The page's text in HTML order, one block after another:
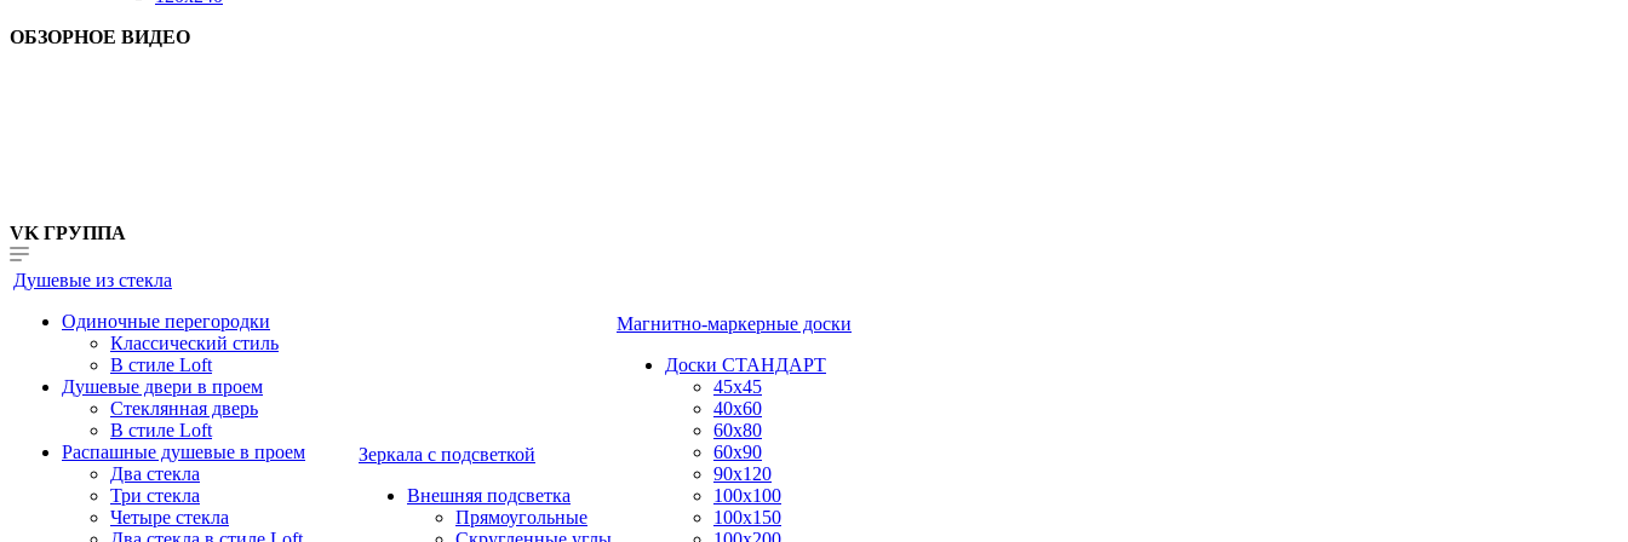
ОБЗОРНОЕ ВИДЕО
VK ГРУППА
Душевые из стекла
Одиночные перегородки
Классический стиль
В стиле Loft
Душевые двери в проем
Стеклянная дверь
В стиле Loft
Распашные душевые в проем
Два стекла
Три стекла
Четыре стекла
Зеркала с подсветкой
Внешняя подсветка
Прямоугольные
Магнитно-маркерные доски
Доски СТАНДАРТ
45x45
40x60
60x80
60x90
90x120
100x100
100x150